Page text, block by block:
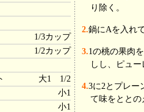
1/3カップ
1/2カップ
大1 1/2
小1
小1
り除く。
2.鍋にAを入れ
3.1の桃の果肉
しし、ピュ
4.3に2とプレー
て味をととの